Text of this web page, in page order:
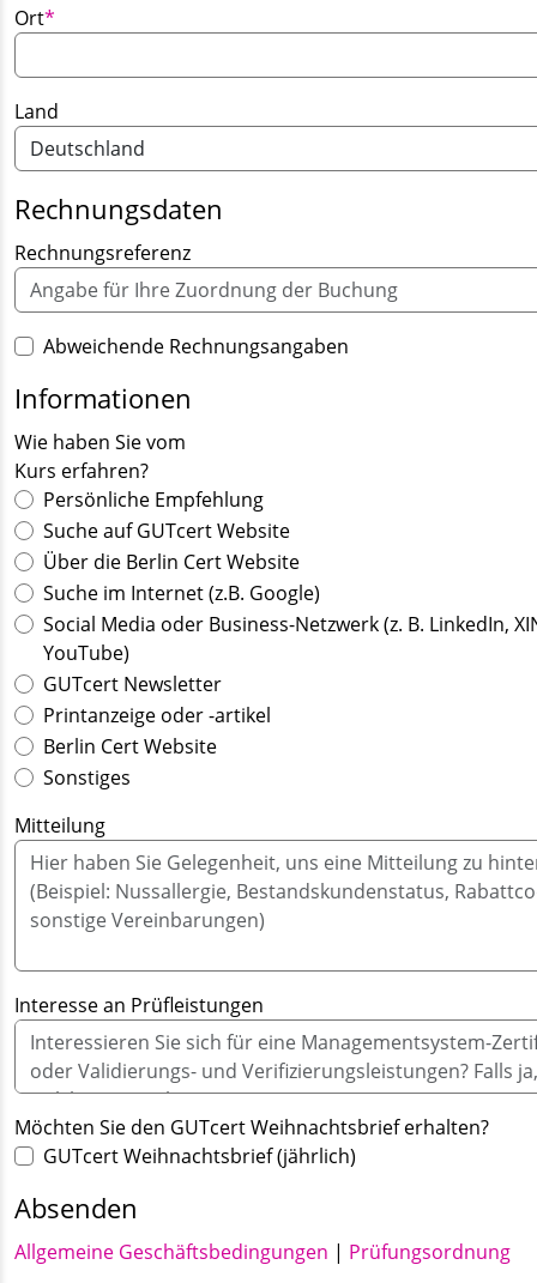
Pflichtfeld
Ort*
Land
Rechnungsdaten
Rechnungsreferenz
Abweichende Rechnungsangaben
Informationen
Wie haben Sie vom
Kurs erfahren?
Persönliche Empfehlung
Suche auf GUTcert Website
Über die Berlin Cert Website
Suche im Internet (z.B. Google)
Social Media oder Business-Netzwerk (z. B. LinkedIn,
YouTube)
GUTcert Newsletter
Printanzeige oder -artikel
Berlin Cert Website
Sonstiges
Mitteilung
Interesse an Prüfleistungen
Möchten Sie den GUTcert Weihnachtsbrief erhalten?
GUTcert Weihnachtsbrief (jährlich)
Absenden
Allgemeine Geschäftsbedingungen | Prüfungsordnung